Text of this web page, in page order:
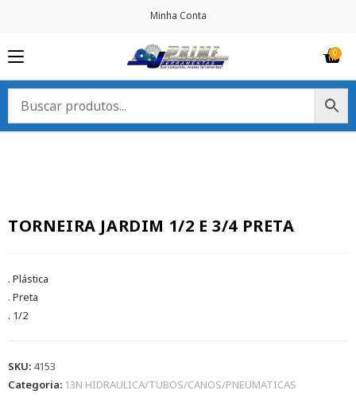
Minha Conta
TORNEIRA JARDIM 1/2 E 3/4 PRETA
. Plástica
. Preta
. 1/2
SKU: 4153
Categoria: 13N HIDRAULICA/TUBOS/CANOS/PNEUMATICAS